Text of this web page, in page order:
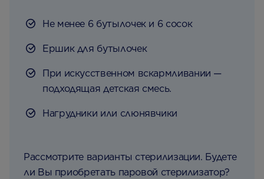
Не менее 6 бутылочек и 6 сосок
Ершик для бутылочек
При искусственном вскармливании —
подходящая детская смесь.
Нагрудники или слюнявчики
Рассмотрите варианты стерилизации. Будете
ли Вы приобретать паровой стерилизатор?